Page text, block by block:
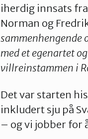
iherdig innsats
Norman og
sammenhengende
med et egenartet
villreinstammen i
Det var starten
inkludert sju på
– og vi jobber for